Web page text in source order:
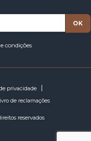
condições
privacidade
de reclamações
reservados